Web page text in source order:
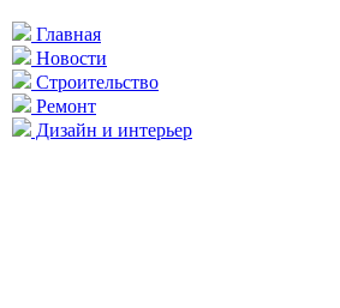
Главная
Новости
Строительство
Ремонт
Дизайн и интерьер